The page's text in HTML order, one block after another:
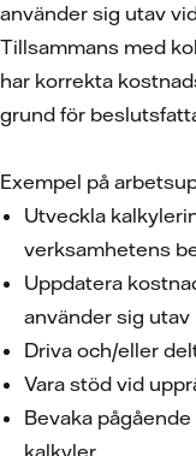
använder sig utav
Tillsammans med
har korrekta
grund för
Exempel på
Utveckla
verksamhetens
Uppdatera
använder sig utav
Driva och/eller
Vara stöd vid
Bevaka
kalkyler